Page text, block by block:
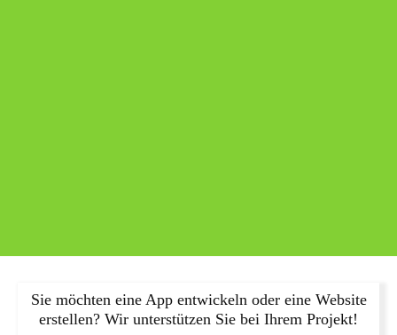
Sie möchten eine App entwickeln oder eine Website
erstellen? Wir unterstützen Sie bei Ihrem Projekt!